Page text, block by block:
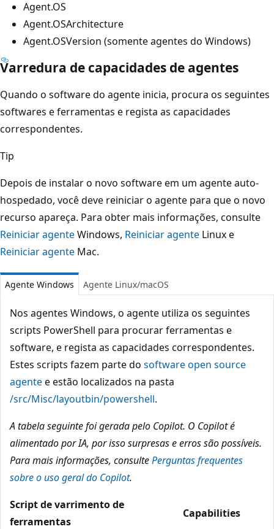
Agent.OS
Agent.OSArchitecture
Agent.OSVersion (somente agentes do Windows)
Varredura de capacidades de agentes
Quando o software do agente inicia, procura os seguintes
softwares e ferramentas e regista as capacidades
correspondentes.
Tip
Depois de instalar o novo software em um agente auto-
hospedado, você deve reiniciar o agente para que o novo
recurso apareça. Para obter mais informações, consulte
Reiniciar agenteWindows, Reiniciar agente Linux e
Reiniciar agente Mac.
Agente Windows Agente Linux/macOS
Nos agentes Windows, o agente utiliza os seguintes
scripts PowerShell para procurar ferramentas e
software, e regista as capacidades correspondentes.
Estes scripts fazem parte do software open source
agentee estão localizados na pasta
/src/Misc/layoutbin/powershell.
A tabela seguinte foi gerada pelo Copilot. O Copilot é
alimentado por IA, por isso surpresas e erros são possíveis.
Para mais informações, consultePerguntas frequentes
sobre o uso geral do Copilot.
Script de varrimento de
ferramentas
Capabilities